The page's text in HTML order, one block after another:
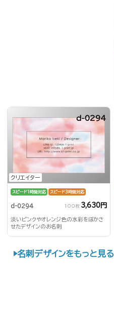
クリエイター
d-0294
スピード1時間対応 スピード3時間対応
d-0294 100枚 3,630円
淡いピンクやオレンジ色の水彩をぼかさ
せたデザインのお名刺
名刺デザインをもっと見る